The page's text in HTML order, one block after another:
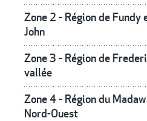
Zone 2 - Région de Fundy
John
Zone 3 - Région de
vallée
Zone 4 - Région du
Nord-Ouest